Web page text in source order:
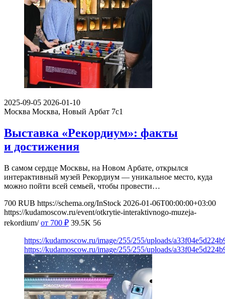
2025-09-05 2026-01-10
Москва Москва, Новый Арбат 7с1
Выставка «Рекордиум»: факты
и достижения
В самом сердце Москвы, на Новом Арбате, открылся
интерактивный музей Рекордиум — уникальное место, куда
можно пойти всей семьей, чтобы провести…
700 RUB https://schema.org/InStock 2026-01-06T00:00:00+03:00
https://kudamoscow.ru/event/otkrytie-interaktivnogo-muzeja-
rekordium/ от 700 ₽ 39.5K 56
https://kudamoscow.ru/image/255/255/uploads/
https://kudamoscow.ru/image/255/255/uploads/